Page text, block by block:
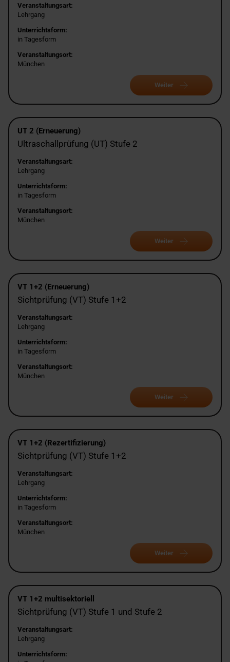
Veranstaltungsart:
Lehrgang
Unterrichtsform:
in Tagesform
Veranstaltungsort:
München
Weiter
UT 2 (Erneuerung)
Ultraschallprüfung (UT) Stufe 2
Veranstaltungsart:
Lehrgang
Unterrichtsform:
in Tagesform
Veranstaltungsort:
München
Weiter
VT 1+2 (Erneuerung)
Sichtprüfung (VT) Stufe 1+2
Veranstaltungsart:
Lehrgang
Unterrichtsform:
in Tagesform
Veranstaltungsort:
München
Weiter
VT 1+2 (Rezertifizierung)
Sichtprüfung (VT) Stufe 1+2
Veranstaltungsart:
Lehrgang
Unterrichtsform:
in Tagesform
Veranstaltungsort:
München
Weiter
VT 1+2 multisektoriell
Sichtprüfung (VT) Stufe 1 und Stufe 2
Veranstaltungsart:
Lehrgang
Unterrichtsform: